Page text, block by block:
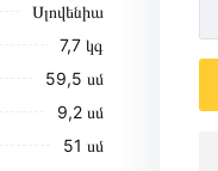
Սլովենիա
7,7 կգ
59,5 սմ
9,2 սմ
51 սմ